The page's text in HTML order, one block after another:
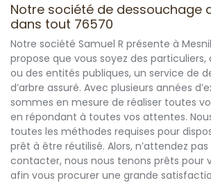
Notre société de dessouchage
dans tout 76570
Notre société Samuel R présente à
propose que vous soyez des particuliers,
ou des entités publiques, un service de
d’arbre assuré. Avec plusieurs années
sommes en mesure de réaliser toutes
en répondant à toutes vos attentes.
toutes les méthodes requises pour
prêt à être réutilisé. Alors, n’attendez
contacter, nous nous tenons prêts pour
afin vous procurer une grande